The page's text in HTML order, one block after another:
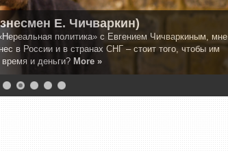
Е. Чичваркин)
политика» с Евгением Чичваркиным, мне
в России и в странах СНГ – стоит того, чтобы им
и деньги? More »